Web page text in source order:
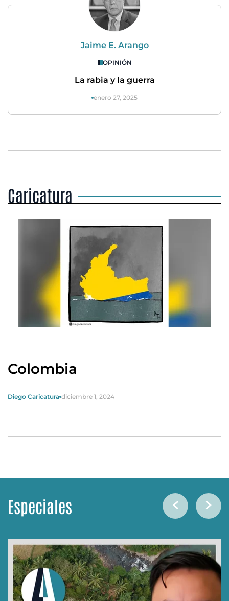
Jaime E. Arango
OPINIÓN
La rabia y la guerra
enero 27, 2025
Caricatura
Colombia
Diego Caricatura diciembre 1, 2024
Especiales